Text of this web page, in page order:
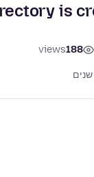
188
views